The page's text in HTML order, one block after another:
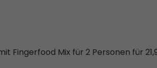
Fingerfood Mix für 2 Personen für